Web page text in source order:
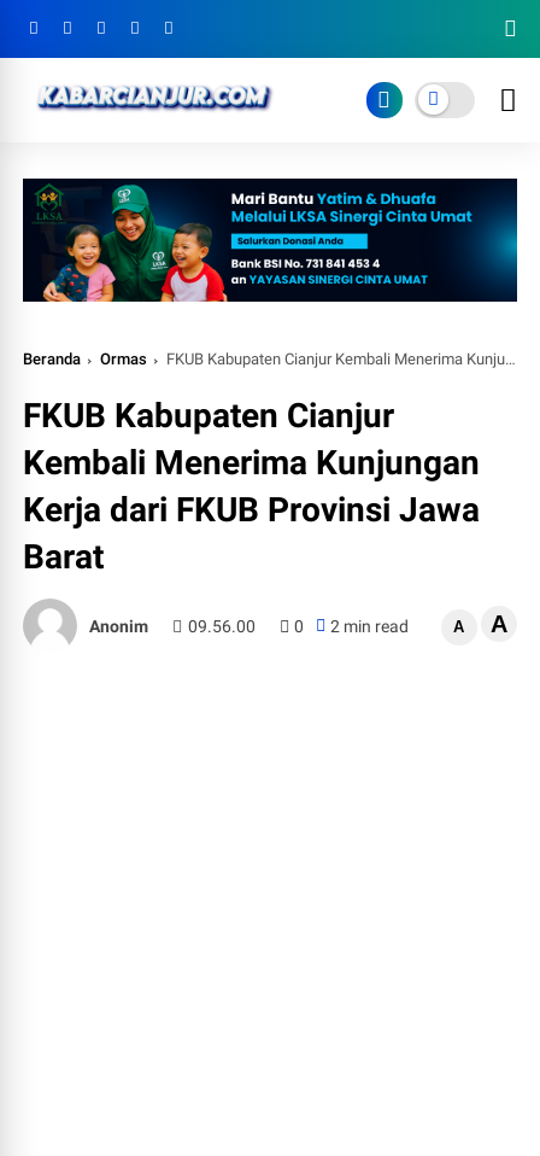
Beranda Ormas FKUB Kabupaten Cianjur Kembali Menerima Kunjungan Kerja dari FKUB Provinsi Jawa Barat
FKUB Kabupaten Cianjur
Kembali Menerima Kunjungan
Kerja dari FKUB Provinsi Jawa
Barat
Anonim 09.56.00 0 2 min read A A